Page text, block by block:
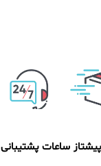
ساعات پشتیبانی 10 الی 20